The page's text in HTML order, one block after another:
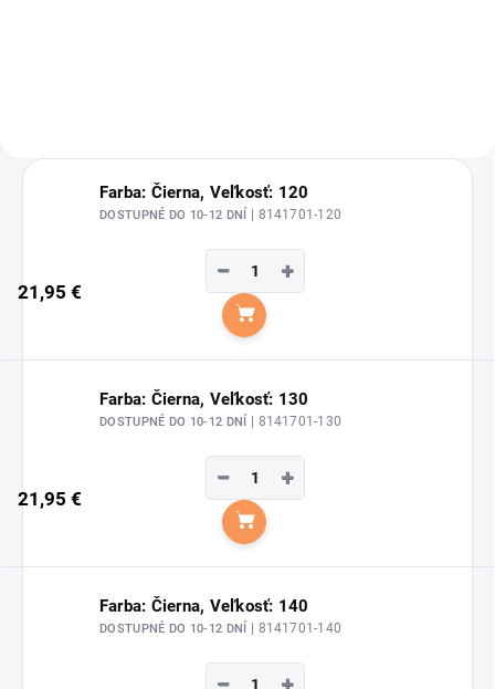
Farba: Čierna, Veľkosť: 120
DOSTUPNÉ DO 10-12 DNÍ | 8141701-120
21,95 €
+
−
Do košíka
Farba: Čierna, Veľkosť: 130
DOSTUPNÉ DO 10-12 DNÍ | 8141701-130
21,95 €
+
−
Do košíka
Farba: Čierna, Veľkosť: 140
DOSTUPNÉ DO 10-12 DNÍ | 8141701-140